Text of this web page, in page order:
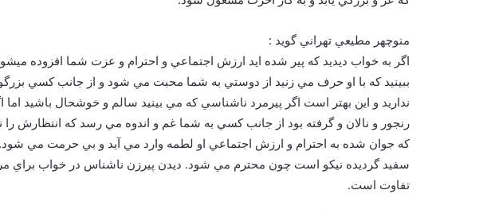
منوچهر مطيعي تهراني گويد :
اگر به خواب ديديد که پير شده ايد ارزش اجتماعي و احترام و عزت شما افزوده
ببينيد که با او حرف مي زنيد از دوستي به شما محبت مي شود و از جانب کسي
نداريد و اين بهتر است اگر پيرمرد ناشناسي که مي بينيد سالم و خوشحال باشيد اما
رنجور و نالان و گرفته بود از جانب کسي به شما غم و اندوه مي رسد که انتظارش را
که جوان شده به احترام و ارزش اجتماعي او لطمه وارد مي آيد و بي حرمت مي شود.
سفيد گرديده نيکو است چون محترم مي شود. ديدن پيرزن ناشناس در خواب براي
تفاوت است.